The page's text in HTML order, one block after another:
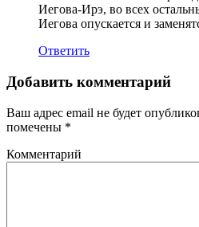
Иегова-Ирэ, во всех
Иегова опускается и
Ответить
Добавить комментарий
Ваш адрес email не будет
помечены *
Комментарий